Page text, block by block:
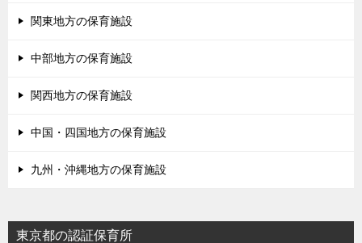
関東地方の保育施設
中部地方の保育施設
関西地方の保育施設
中国・四国地方の保育施設
九州・沖縄地方の保育施設
東京都の認証保育所